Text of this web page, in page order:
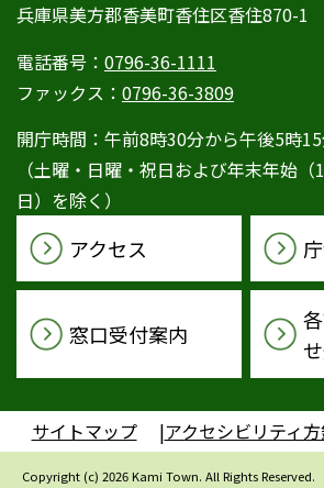
兵庫県美方郡香美町香住区香住870-1
電話番号： 0796-36-1111
ファックス： 0796-36-3809
開庁時間：午前8時30分から午後5時
（土曜・日曜・祝日および年末年始
日）を除く）
アクセス
窓口受付案内
サイトマップ アクセシビリティ
Copyright (c) 2026 Kami Town. All Rights Reserved.